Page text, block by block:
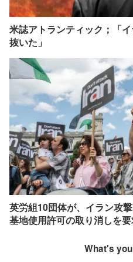
米誌アトランティック；「
抜いた」
英労組10団体が、イラン攻
基地使用許可の取り消しを